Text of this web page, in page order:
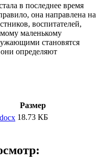
в последнее время
она направлена на
воспитателей,
маленькому
становятся
определяют
Размер
18.73 КБ